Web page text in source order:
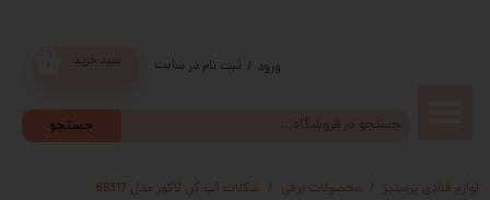
جستجو
سبد خرید ورود / ثبت نام در سایت
لوازم قنادی پرستیژ محصولات برقی شکلات آب کن لاکور مدل 69317